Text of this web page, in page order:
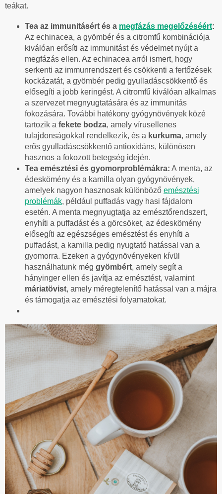
teákat.
Tea az immunitásért és a megfázás megelőzéséért:
Az echinacea, a gyömbér és a citromfű kombinációja
kiválóan erősíti az immunitást és védelmet nyújt a
megfázás ellen. Az echinacea arról ismert, hogy
serkenti az immunrendszert és csökkenti a fertőzések
kockázatát, a gyömbér pedig gyulladáscsökkentő és
elősegíti a jobb keringést. A citromfű kiválóan alkalmas
a szervezet megnyugtatására és az immunitás
fokozására. További hatékony gyógynövények közé
tartozik a fekete bodza, amely vírusellenes
tulajdonságokkal rendelkezik, és a kurkuma, amely
erős gyulladáscsökkentő antioxidáns, különösen
hasznos a fokozott betegség idején.
Tea emésztési és gyomorproblémákra: A menta, az
édeskömény és a kamilla olyan gyógynövények,
amelyek nagyon hasznosak különböző emésztési
problémák, például puffadás vagy hasi fájdalom
esetén. A menta megnyugtatja az emésztőrendszert,
enyhíti a puffadást és a görcsöket, az édeskömény
elősegíti az egészséges emésztést és enyhíti a
puffadást, a kamilla pedig nyugtató hatással van a
gyomorra. Ezeken a gyógynövényeken kívül
használhatunk még gyömbért, amely segít a
hányinger ellen és javítja az emésztést, valamint
máriatövist, amely méregtelenítő hatással van a májra
és támogatja az emésztési folyamatokat.